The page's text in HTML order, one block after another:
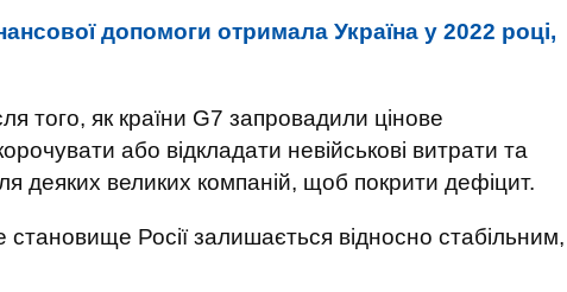
допомоги отримала Україна у 2022 році,
того, як країни G7 запровадили цінове
або відкладати невійськові витрати та
деяких великих компаній, щоб покрити дефіцит.
Росії залишається відносно стабільним,